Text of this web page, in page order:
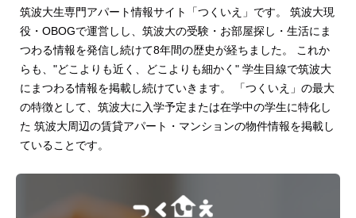
筑波大生専門アパート情報サイト「つくいえ」です。 筑波大現
役・OBOGで運営しし、筑波大の受験・お部屋探し・生活にま
つわる情報を発信し続けて8年間の歴史が経ちました。 これか
らも、"どこよりも近く、どこよりも細かく" 学生目線で筑波大
にまつわる情報を掲載し続けていきます。 「つくいえ」の最大
の特徴として、筑波大に入学予定または在学中の学生に特化し
た 筑波大周辺の賃貸アパート・マンションの物件情報を掲載し
ていることです。